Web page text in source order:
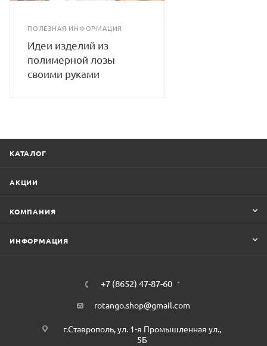
ПОЛЕЗНАЯ ИНФОРМАЦИЯ
Идеи изделий из
полимерной лозы
своими руками
КАТАЛОГ
АКЦИИ
КОМПАНИЯ
ИНФОРМАЦИЯ
+7 (8652) 47-87-60
rotango.shop@gmail.com
г.Ставрополь, ул. 1-я Промышленная ул.,
5Б